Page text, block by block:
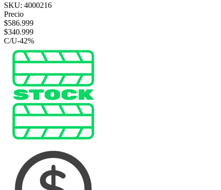
SKU: 4000216
Precio
$586.999
$340.999
C/U-42%